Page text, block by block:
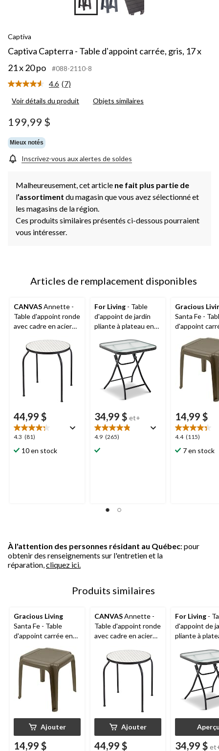
Captiva
Captiva Capterra - Table dʼappoint carrée, gris, 17 x
21 x 20 po
#088-2110-8
4.6 Lire
7
(7)
Voir détails du produit Objets similaires
199,99 $
Mieux notés
Inscrivez-vous aux alertes de soldes
Malheureusement, cet article ne fait plus partie de
l’assortiment du magasin que vous avez sélectionné et
les magasins de la région.
Ces produits similaires présentés ci-dessous pourraient
vous intéresser.
Articles de remplacement disponibles
CANVASAnnette -
Table d'appoint ronde
avec cadre en acier
alvéolés , 15 x 15 x 17
44,99 $
4.3 (81)
4.3
étoile(s)
sur
10 en stock
For Living - Table
d'appoint de jardin
pliante à plateau en
34,99 $ et+
4.9 (265)
4.9
étoile(s)
Gracious
Santa Fe -
d'appoint
plastique,
17 x 16 po
14,99 $
4.4 (115)
4.4
étoile(s)
sur
7 en stock
À l'attention des personnes résidant au Québec: pour
obtenir des renseignements sur l'entretien et la
réparation,cliquez ici.
Produits similaires
Gracious Living
Santa Fe - Table
d'appoint carrée en
plastique, brun, 17 x
17 x 16 po
Ajouter
14,99 $
CANVASAnnette -
Table d'appoint ronde
avec cadre en acier
alvéolés , 15 x 15 x 17
Ajouter
44,99 $
For Living -
d'appoint de
pliante à
34,99 $